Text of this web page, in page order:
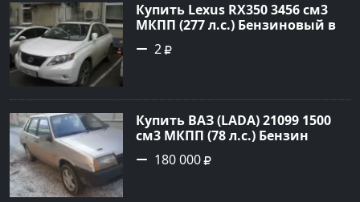
Купить Lexus RX350 3456 см3
МКПП (277 л.с.) Бензиновый в
Краснодар: цвет
Перламутрово-белый
№3746 на сайте Авторынок23
2
Купить ВАЗ (LADA) 21099 1500
см3 МКПП (78 л.с.) Бензин
инжектор в Гостагаевская :
цвет Серебряный Седан 2001
180 000